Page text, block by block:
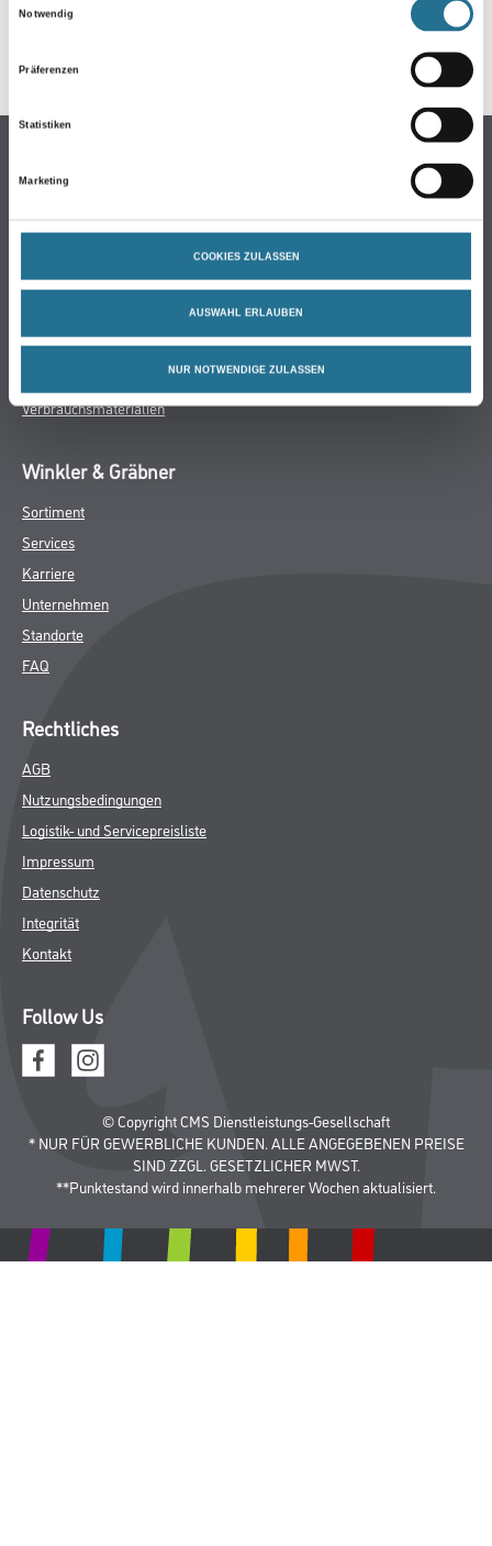
Notwendig
Präferenzen
Statistiken
Marketing
COOKIES ZULASSEN
AUSWAHL ERLAUBEN
NUR NOTWENDIGE ZULASSEN
Farben
WDV-Systeme
Putze- und Spachtelmassen
Wand- & Deckenbeläge
Werkzeuge & Maschinen
Verbrauchsmaterialien
Winkler & Gräbner
Sortiment
Services
Karriere
Unternehmen
Standorte
FAQ
Rechtliches
AGB
Nutzungsbedingungen
Logistik- und Servicepreisliste
Impressum
Datenschutz
Integrität
Kontakt
Follow Us
© Copyright CMS Dienstleistungs-Gesellschaft
* NUR FÜR GEWERBLICHE KUNDEN. ALLE ANGEGEBENEN PREISE
SIND ZZGL. GESETZLICHER MWST.
**Punktestand wird innerhalb mehrerer Wochen aktualisiert.